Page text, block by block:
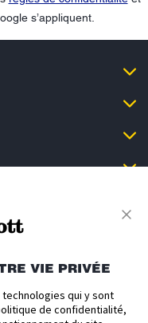
s’appliquent.
d'utilisation
d'Abbott
d'accessibilité
VIE PRIVÉE
qui y sont
de confidentialité,